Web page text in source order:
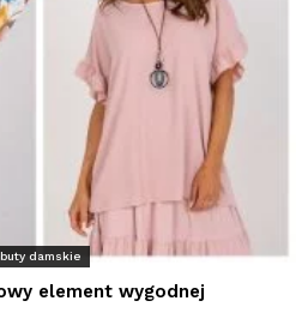
buty damskie
element wygodnej